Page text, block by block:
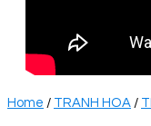
Home / TRANH HOA /